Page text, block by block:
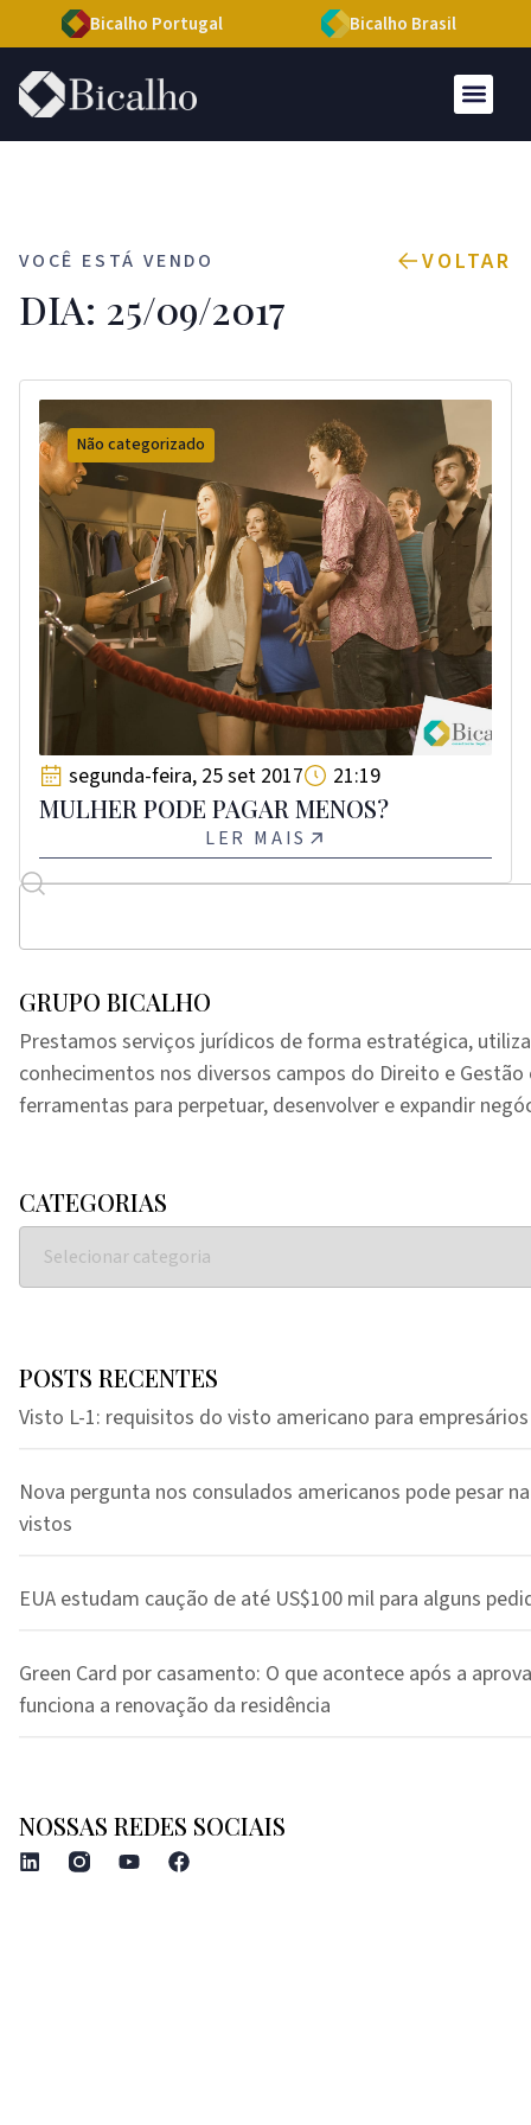
Bicalho Portugal Bicalho Brasil
VOCÊ ESTÁ VENDO VOLTAR
DIA: 25/09/2017
Não categorizado
segunda-feira, 25 set 2017 21:19
MULHER PODE PAGAR MENOS?
LER MAIS
GRUPO BICALHO
Prestamos serviços jurídicos de forma estratégica,
conhecimentos nos diversos campos do Direito e
ferramentas para perpetuar, desenvolver e expandir
CATEGORIAS
POSTS RECENTES
Visto L-1: requisitos do visto americano para empresários
Nova pergunta nos consulados americanos pode pesar
vistos
EUA estudam caução de até US$100 mil para alguns
Green Card por casamento: O que acontece após a
funciona a renovação da residência
NOSSAS REDES SOCIAIS